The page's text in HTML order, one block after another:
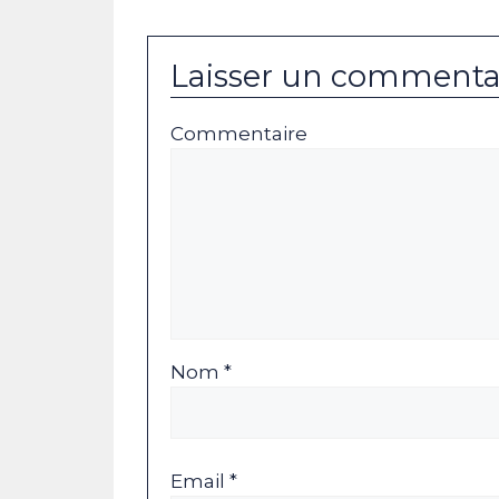
Laisser un
Commentaire
Nom *
Email *